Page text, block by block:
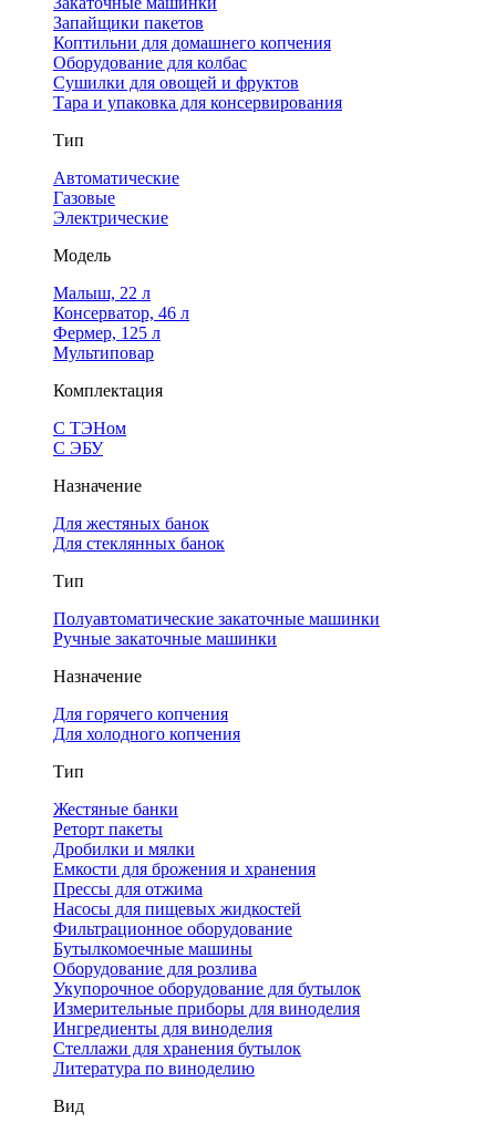
Запайщики пакетов
Коптильни для домашнего копчения
Оборудование для колбас
Сушилки для овощей и фруктов
Тара и упаковка для консервирования
Тип
Автоматические
Газовые
Электрические
Модель
Малыш, 22 л
Консерватор, 46 л
Фермер, 125 л
Мультиповар
Комплектация
С ТЭНом
С ЭБУ
Назначение
Для жестяных банок
Для стеклянных банок
Тип
Полуавтоматические закаточные машинки
Ручные закаточные машинки
Назначение
Для горячего копчения
Для холодного копчения
Тип
Жестяные банки
Реторт пакеты
Дробилки и мялки
Емкости для брожения и хранения
Прессы для отжима
Насосы для пищевых жидкостей
Фильтрационное оборудование
Бутылкомоечные машины
Оборудование для розлива
Укупорочное оборудование для бутылок
Измерительные приборы для виноделия
Ингредиенты для виноделия
Стеллажи для хранения бутылок
Литература по виноделию
Вид